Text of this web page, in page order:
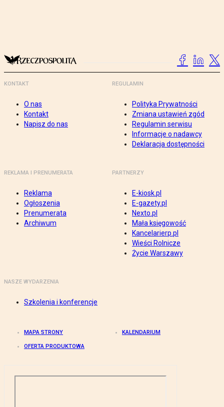
KONTAKT
O nas
Kontakt
Napisz do nas
REGULAMIN
Polityka Prywatności
Zmiana ustawień zgód
Regulamin serwisu
Informacje o nadawcy
Deklaracja dostępności
REKLAMA I PRENUMERATA
Reklama
Ogłoszenia
Prenumerata
Archiwum
PARTNERZY
E-kiosk.pl
E-gazety.pl
Nexto.pl
Mała księgowość
Kancelarierp.pl
Wieści Rolnicze
Życie Warszawy
NASZE WYDARZENIA
Szkolenia i konferencje
MAPA STRONY KALENDARIUM
OFERTA PRODUKTOWA